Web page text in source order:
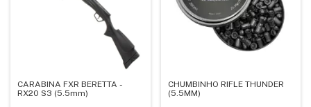
CARABINA FXR BERETTA -
RX20 S3 (5.5mm)
CHUMBINHO RIFLE THUNDER
(5.5MM)